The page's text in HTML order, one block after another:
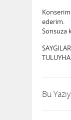
ederim.
Sonsuza
Bu